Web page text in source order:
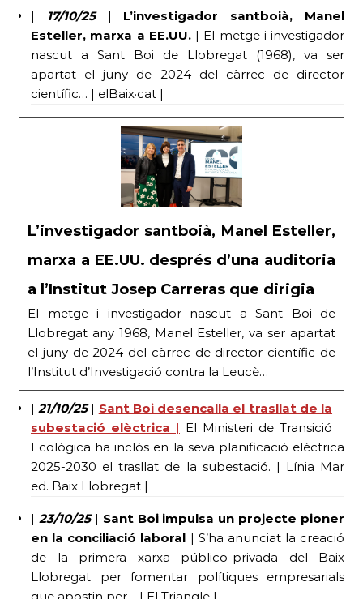
| 17/10/25 | L’investigador santboià, Manel
Esteller, marxa a EE.UU.| El metge i investigador
nascut a Sant Boi de Llobregat (1968), va ser
apartat el juny de 2024 del càrrec de director
científic… | elBaix·cat |
L’investigador santboià, Manel Esteller,
marxa a EE.UU. després d’una auditoria
a l’Institut Josep Carreras que dirigia
El metge i investigador nascut a Sant Boi de
Llobregat any 1968, Manel Esteller, va ser apartat
el juny de 2024 del càrrec de director científic de
l’Institut d’Investigació contra la Leucè…
|21/10/25| Sant Boi desencalla el trasllat de la
subestació elèctrica | El Ministeri de Transició
Ecològica ha inclòs en la seva planificació elèctrica
2025-2030 el trasllat de la subestació. | Línia Mar
ed. Baix Llobregat |
| 23/10/25| Sant Boi impulsa un projecte pioner
en la conciliació laboral | S’ha anunciat la creació
de la primera xarxa público-privada del Baix
Llobregat per fomentar polítiques empresarials